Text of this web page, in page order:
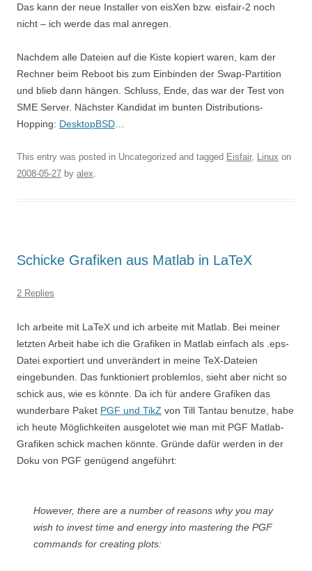
Das kann der neue Installer von eisXen bzw. eisfair-2 noch
nicht – ich werde das mal anregen.
Nachdem alle Dateien auf die Kiste kopiert waren, kam der
Rechner beim Reboot bis zum Einbinden der Swap-Partition
und blieb dann hängen. Schluss, Ende, das war der Test von
SME Server. Nächster Kandidat im bunten Distributions-
Hopping: DesktopBSD
This entry was posted in Uncategorized and tagged Eisfair, Linux on
2008-05-27 by alex.
Schicke Grafiken aus Matlab in LaTeX
2 Replies
Ich arbeite mit LaTeX und ich arbeite mit Matlab. Bei meiner
letzten Arbeit habe ich die Grafiken in Matlab einfach als .eps-
Datei exportiert und unverändert in meine TeX-Dateien
eingebunden. Das funktioniert problemlos, sieht aber nicht so
schick aus, wie es könnte. Da ich für andere Grafiken das
wunderbare Paket PGF und TikZ von Till Tantau benutze, habe
ich heute Möglichkeiten ausgelotet wie man mit PGF Matlab-
Grafiken schick machen könnte. Gründe dafür werden in der
Doku von PGF genügend angeführt:
However, there are a number of reasons why you may
wish to invest time and energy into mastering the PGF
commands for creating plots: